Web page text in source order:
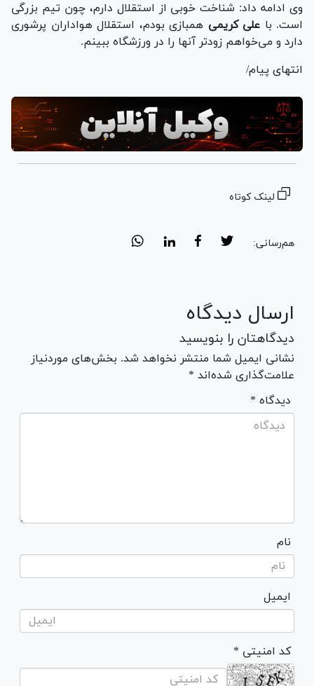
وی ادامه داد: شناخت خوبی از استقلال دارم، چون تیم بزرگی
است. با علی کریمی همبازی بودم، استقلال هواداران پرشوری
دارد و می‌خواهم زودتر آنها را در ورزشگاه ببینم.
انتهای پیام/
لینک کوتاه
هم‌رسانی:
ارسال دیدگاه
دیدگاهتان را بنویسید
نشانی ایمیل شما منتشر نخواهد شد. بخش‌های موردنیاز
علامت‌گذاری شده‌اند *
* دیدگاه
نام
ایمیل
* کد امنیتی